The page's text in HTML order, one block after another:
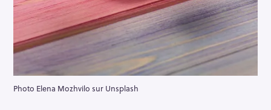
Photo Elena Mozhvilo sur Unsplash